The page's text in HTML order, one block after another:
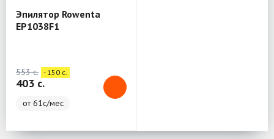
Эпилятор Rowenta
EP1038F1
553 c. - 150 c.
403 c.
от 61с/мес